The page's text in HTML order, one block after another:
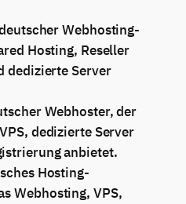
Webhosting-
Hosting, Reseller
dedizierte Server
Webhoster, der
dedizierte Server
anbietet.
Hosting-
Webhosting, VPS,